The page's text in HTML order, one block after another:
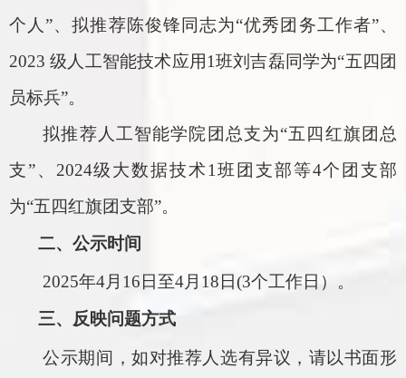
个人”、拟推荐陈俊锋同志为“优秀团务工作者”、
2023级人工智能技术应用1班刘吉磊同学为“五四团
员标兵”。
拟推荐人工智能学院团总支为“五四红旗团总
支”、 2024级大数据技术1班团支部等4个团支部
为“五四红旗团支部”。
二、公示时间
2025年4月 16 日至4月 18 日(3个工作日）。
三、反映问题方式
公示期间，如对推荐人选有异议，请以书面形